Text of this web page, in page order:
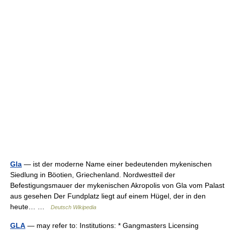
Gla — ist der moderne Name einer bedeutenden mykenischen
Siedlung in Böotien, Griechenland. Nordwestteil der
Befestigungsmauer der mykenischen Akropolis von Gla vom Palast
aus gesehen Der Fundplatz liegt auf einem Hügel, der in den
heute… …
Deutsch Wikipedia
GLA — may refer to: Institutions: * Gangmasters Licensing